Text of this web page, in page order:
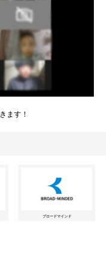
ます！
ブロードマインド